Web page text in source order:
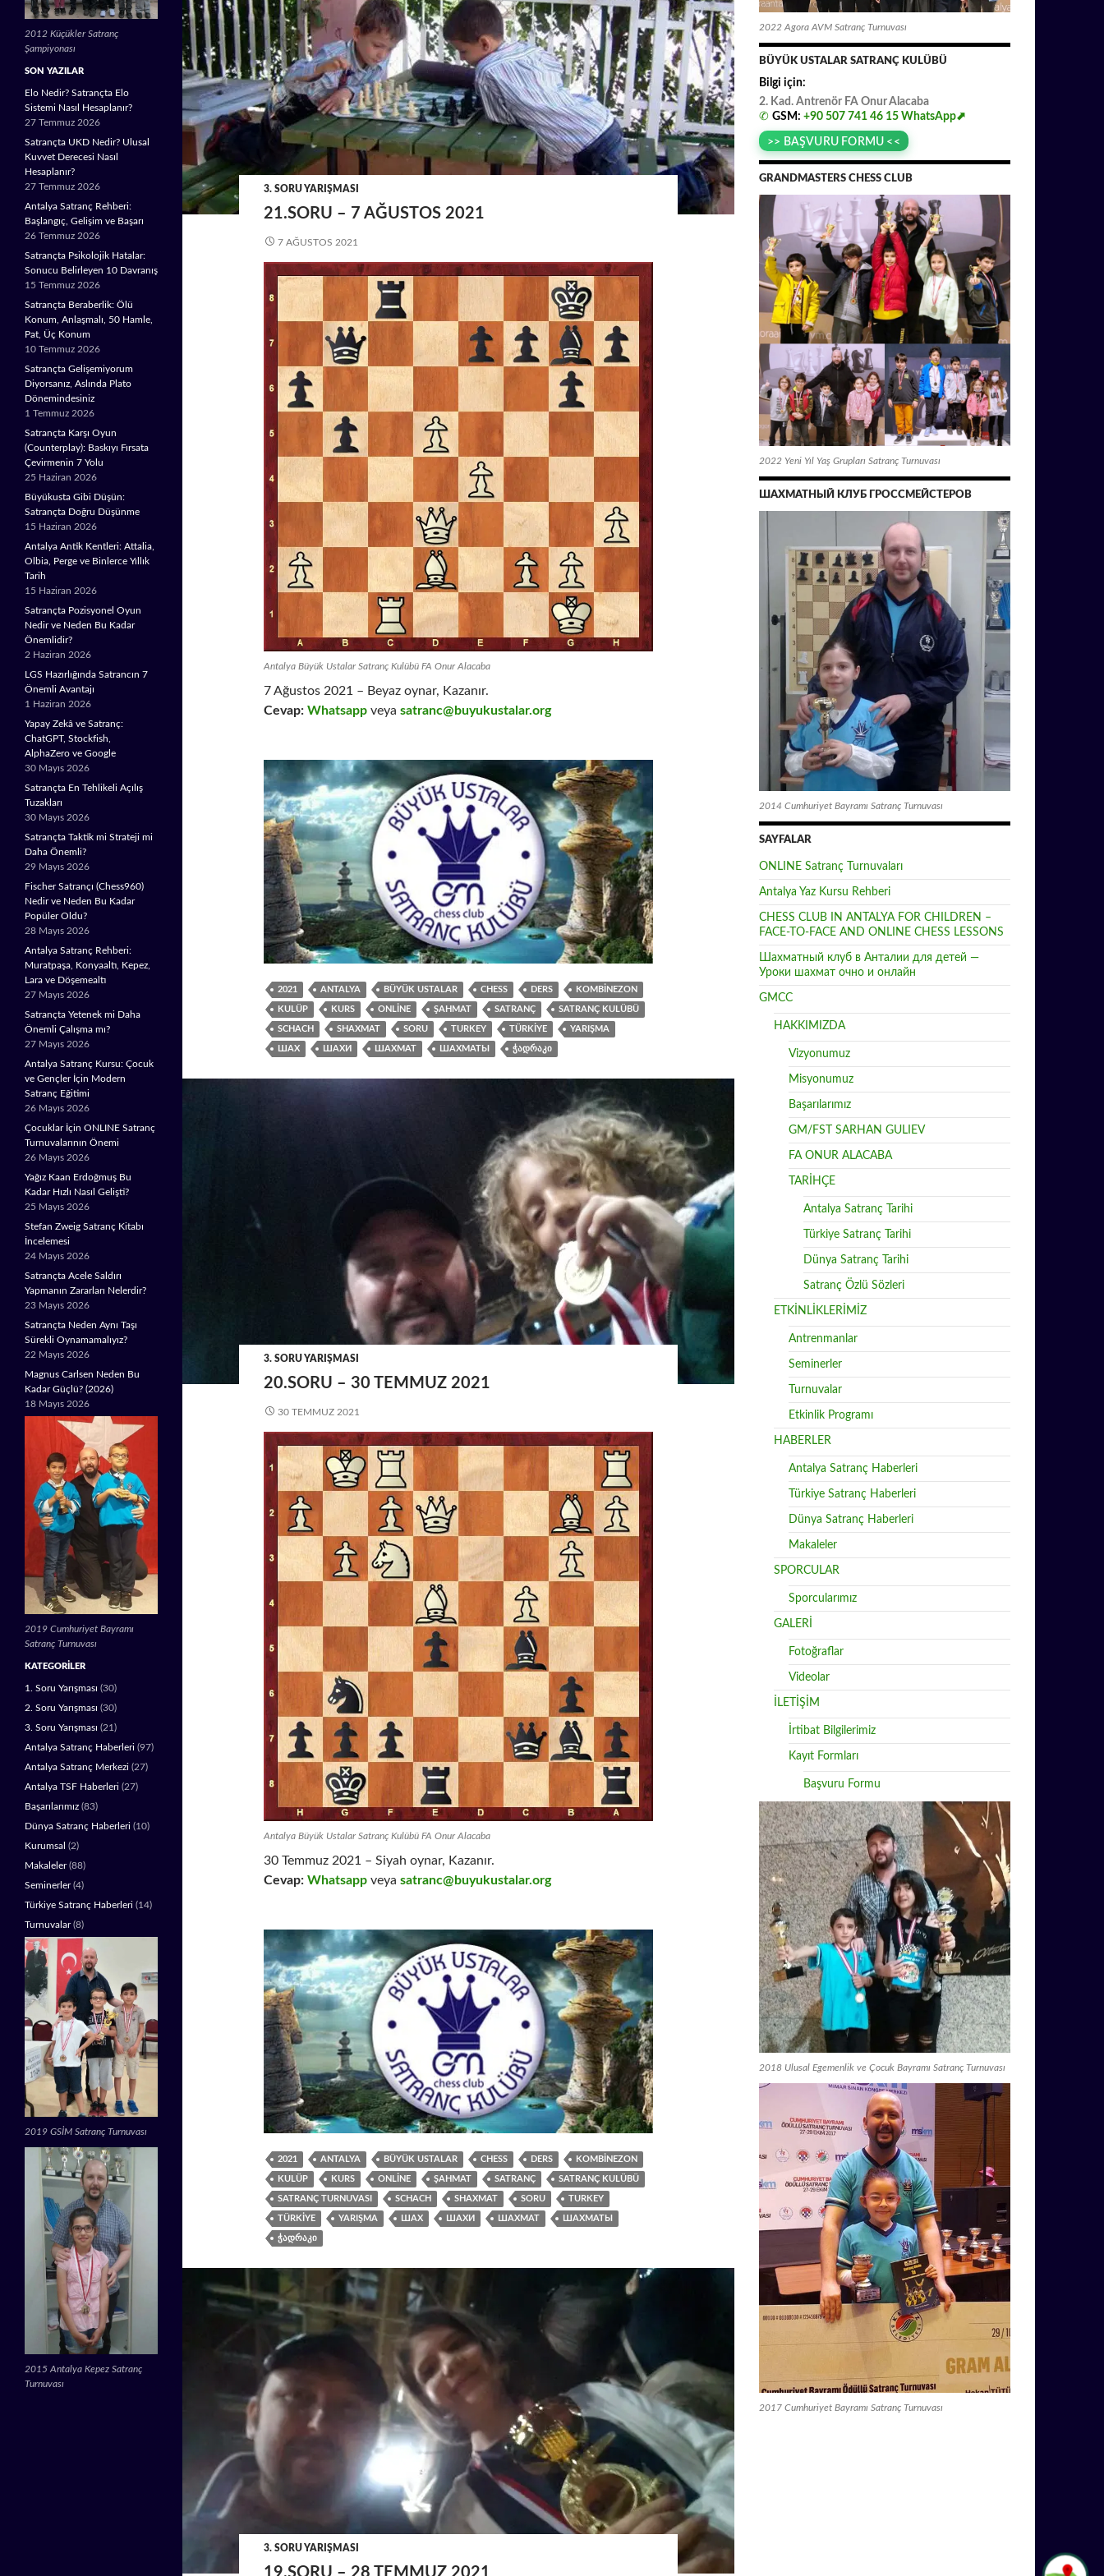
3. SORU YARIŞMASI
21.SORU – 7 AĞUSTOS 2021
7 AĞUSTOS 2021
Antalya Büyük Ustalar Satranç Kulübü FA Onur Alacaba
7 Ağustos 2021 – Beyaz oynar, Kazanır.
Cevap: Whatsapp veya satranc@buyukustalar.org
2021 ANTALYA BÜYÜK USTALAR CHESS DERS KOMBINEZON
KULÜP KURS ONLINE ŞAHMAT SATRANÇ SATRANÇ KULÜBÜ
SCHACH SHAXMAT SORU TURKEY TÜRKIYE YARIŞMA
ШАХ ШАХИ ШАХМАТ ШАХМАТЫ ᲭᲐᲓᲠᲐᲙᲘ
3. SORU YARIŞMASI
20.SORU – 30 TEMMUZ 2021
30 TEMMUZ 2021
Antalya Büyük Ustalar Satranç Kulübü FA Onur Alacaba
30 Temmuz 2021 – Siyah oynar, Kazanır.
Cevap: Whatsapp veya satranc@buyukustalar.org
2021 ANTALYA BÜYÜK USTALAR CHESS DERS KOMBINEZON
KULÜP KURS ONLINE ŞAHMAT SATRANÇ SATRANÇ KULÜBÜ
SATRANÇ TURNUVASI SCHACH SHAXMAT SORU TURKEY
TÜRKIYE YARIŞMA ШАХ ШАХИ ШАХМАТ ШАХМАТЫ
ᲭᲐᲓᲠᲐᲙᲘ
3. SORU YARIŞMASI
19.SORU – 28 TEMMUZ 2021
2022 Agora AVM Satranç Turnuvası
BÜYÜK USTALAR SATRANÇ KULÜBÜ
Bilgi için:
2. Kad. Antrenör FA Onur.Alacaba
✆ GSM: +90 507 741 46 15 WhatsApp⬈
>> BAŞVURU FORMU <<
GRANDMASTERS CHESS CLUB
2022 Yeni Yıl Yaş Grupları Satranç Turnuvası
ШАХМАТНЫЙ КЛУБ ГРОССМЕЙСТЕРОВ
2014 Cumhuriyet Bayramı Satranç Turnuvası
SAYFALAR
ONLINE Satranç Turnuvaları
Antalya Yaz Kursu Rehberi
CHESS CLUB IN ANTALYA FOR CHILDREN –
FACE-TO-FACE AND ONLINE CHESS LESSONS
Шахматный клуб в Анталии для детей —
Уроки шахмат очно и онлайн
GMCC
HAKKIMIZDA
Vizyonumuz
Misyonumuz
Başarılarımız
GM/FST SARHAN GULIEV
FA ONUR ALACABA
TARİHÇE
Antalya Satranç Tarihi
Türkiye Satranç Tarihi
Dünya Satranç Tarihi
Satranç Özlü Sözleri
ETKİNLİKLERİMİZ
Antrenmanlar
Seminerler
Turnuvalar
Etkinlik Programı
HABERLER
Antalya Satranç Haberleri
Türkiye Satranç Haberleri
Dünya Satranç Haberleri
Makaleler
SPORCULAR
Sporcularımız
GALERİ
Fotoğraflar
Videolar
İLETİŞİM
İrtibat Bilgilerimiz
Kayıt Formları
Başvuru Formu
2018 Ulusal Egemenlik ve Çocuk Bayramı Satranç Turnuvası
2017 Cumhuriyet Bayramı Satranç Turnuvası
2012 Küçükler Satranç
Şampiyonası
SON YAZILAR
Elo Nedir? Satrançta Elo
Sistemi Nasıl Hesaplanır?
27 Temmuz 2026
Satrançta UKD Nedir? Ulusal
Kuvvet Derecesi Nasıl
Hesaplanır?
27 Temmuz 2026
Antalya Satranç Rehberi:
Başlangıç, Gelişim ve Başarı
26 Temmuz 2026
Satrançta Psikolojik Hatalar:
Sonucu Belirleyen 10 Davranış
15 Temmuz 2026
Satrançta Beraberlik: Ölü
Konum, Anlaşmalı, 50 Hamle,
Pat, Üç Konum
10 Temmuz 2026
Satrançta Gelişemiyorum
Diyorsanız, Aslında Plato
Dönemindesiniz
1 Temmuz 2026
Satrançta Karşı Oyun
(Counterplay): Baskıyı Fırsata
Çevirmenin 7 Yolu
25 Haziran 2026
Büyükusta Gibi Düşün:
Satrançta Doğru Düşünme
15 Haziran 2026
Antalya Antik Kentleri: Attalia,
Olbia, Perge ve Binlerce Yıllık
Tarih
15 Haziran 2026
Satrançta Pozisyonel Oyun
Nedir ve Neden Bu Kadar
Önemlidir?
2 Haziran 2026
LGS Hazırlığında Satrancın 7
Önemli Avantajı
1 Haziran 2026
Yapay Zekâ ve Satranç:
ChatGPT, Stockfish,
AlphaZero ve Google
30 Mayıs 2026
Satrançta En Tehlikeli Açılış
Tuzakları
30 Mayıs 2026
Satrançta Taktik mi Strateji mi
Daha Önemli?
29 Mayıs 2026
Fischer Satrançı (Chess960)
Nedir ve Neden Bu Kadar
Popüler Oldu?
28 Mayıs 2026
Antalya Satranç Rehberi:
Muratpaşa, Konyaaltı, Kepez,
Lara ve Döşemealtı
27 Mayıs 2026
Satrançta Yetenek mi Daha
Önemli Çalışma mı?
27 Mayıs 2026
Antalya Satranç Kursu: Çocuk
ve Gençler İçin Modern
Satranç Eğitimi
26 Mayıs 2026
Çocuklar İçin ONLINE Satranç
Turnuvalarının Önemi
26 Mayıs 2026
Yağız Kaan Erdoğmuş Bu
Kadar Hızlı Nasıl Gelişti?
25 Mayıs 2026
Stefan Zweig Satranç Kitabı
İncelemesi
24 Mayıs 2026
Satrançta Acele Saldırı
Yapmanın Zararları Nelerdir?
23 Mayıs 2026
Satrançta Neden Aynı Taşı
Sürekli Oynamamalıyız?
22 Mayıs 2026
Magnus Carlsen Neden Bu
Kadar Güçlü? (2026)
18 Mayıs 2026
2019 Cumhuriyet Bayramı
Satranç Turnuvası
KATEGORILER
1. Soru Yarışması (30)
2. Soru Yarışması (30)
3. Soru Yarışması (21)
Antalya Satranç Haberleri (97)
Antalya Satranç Merkezi (27)
Antalya TSF Haberleri (27)
Başarılarımız (83)
Dünya Satranç Haberleri (10)
Kurumsal (2)
Makaleler(88)
Seminerler(4)
Türkiye Satranç Haberleri (14)
Turnuvalar(8)
2019 GSİM Satranç Turnuvası
2015 Antalya Kepez Satranç
Turnuvası